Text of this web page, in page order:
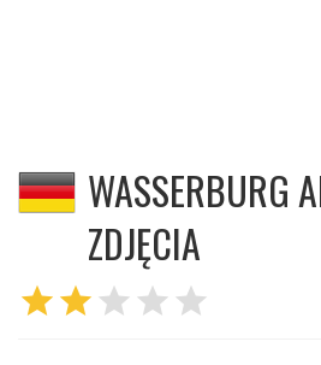
WASSERBURG
ZDJĘCIA
starstar star star star